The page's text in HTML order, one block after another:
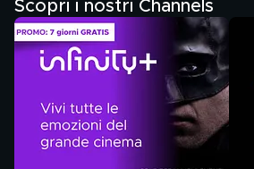
Scopri i nostri Channels